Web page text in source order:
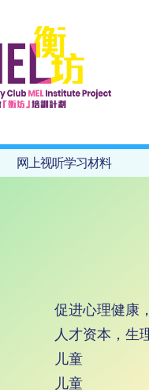
网上视听学习材料
促进心理健康
人才资本，生
儿童
儿童